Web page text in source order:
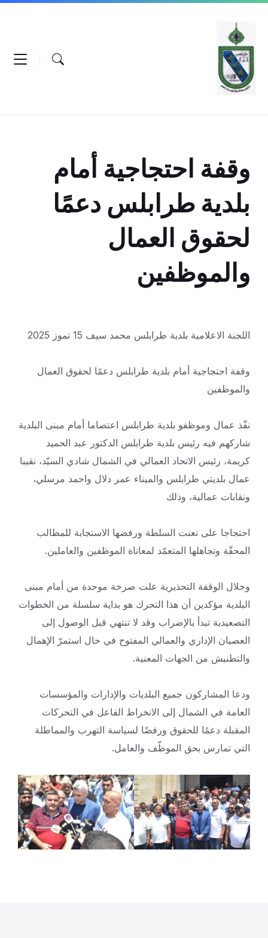
Skip
content
Skip
navigation
Skip
وقفة احتجاجية أمام
بلدية طرابلس دعمًا
لحقوق العمال
والموظفين
اللجنة الاعلامية بلدية طرابلس محمد سيف 15 تموز 2025
وقفة احتجاجية أمام بلدية طرابلس دعمًا لحقوق العمال
والموظفين
نفّذ عمال وموظفو بلدية طرابلس اعتصاما أمام مبنى البلدية
شاركهم فيه رئيس بلدية طرابلس الدكتور عبد الحميد
كريمة، رئيس الاتحاد العمالي في الشمال شادي السيّد، نقيبا
عمال بلديتي طرابلس والميناء عمر دلال واحمد مرسلي،
ونقابات عمالية، وذلك
احتجاجا على تعنت السلطة ورفضها الاستجابة للمطالب
المحقّة وتجاهلها المتعمّد لمعاناة الموظفين والعاملين.
وخلال الوقفة التحذيرية علت صرخة موحدة من أمام مبنى
البلدية مؤكدين أن هذا التحرك هو بداية سلسلة من الخطوات
التصعيدية تبدأ بالإضراب وقد لا تنتهي قبل الوصول إلى
العصيان الإداري والعمالي المفتوح في حال استمرّ الإهمال
والتطنيش من الجهات المعنية.
ودعا المشاركون جميع البلديات والإدارات والمؤسسات
العامة في الشمال إلى الانخراط الفاعل في التحركات
المقبلة دعمًا للحقوق ورفضًا لسياسة التهرب والمماطلة
التي تمارس بحق الموظّف والعامل.